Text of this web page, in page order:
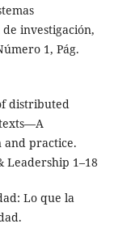
investigación,
1, Pág.
distributed
practice.
Leadership 1–18
Lo que la